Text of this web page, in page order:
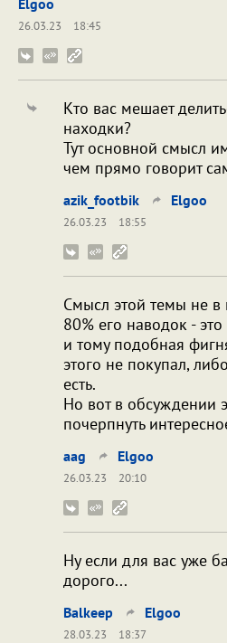
26.03.23
18:45
Кто вас мешает
находки?
Тут основной смысл
чем прямо говорит
azik_footbik Elgoo
26.03.23
18:55
Смысл этой темы не в
80% его наводок -
и тому подобная
этого не покупал,
есть.
Но вот в обсуждении
почерпнуть
aag Elgoo
26.03.23
20:10
Ну если для вас уже
дорого...
Balkeep Elgoo
28.03.23
18:37